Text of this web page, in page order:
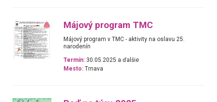
Májový program TMC
Májový program v TMC - aktivity na oslavu 25.
narodenín
Termín: 30.05.2025 a ďalšie
Mesto: Trnava